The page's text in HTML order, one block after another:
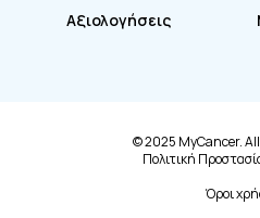
Αξιολογήσεις
© 2025 MyCancer.
Πολιτική
Όροι